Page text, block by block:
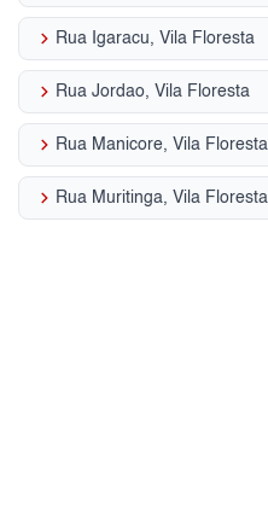
keyboard_arrow_right Rua Igaracu, Vila Floresta
keyboard_arrow_right Rua Jordao, Vila Floresta
keyboard_arrow_right Rua Manicore, Vila Floresta
keyboard_arrow_right Rua Muritinga, Vila Floresta